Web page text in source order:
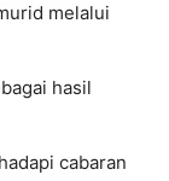
melalui
hasil
cabaran